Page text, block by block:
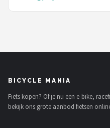
BICYCLE MANIA
Fiets kopen? Of je nu een e-bike,
bekijk ons grote aanbod fietsen